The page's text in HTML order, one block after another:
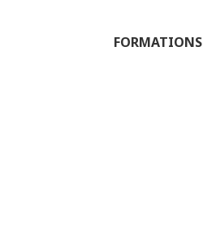
FORMATIONS